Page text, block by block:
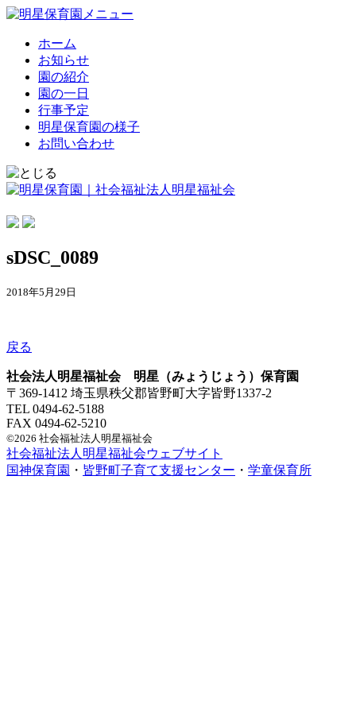
ホーム
お知らせ
園の紹介
園の一日
行事予定
明星保育園の様子
お問い合わせ
sDSC_0089
2018年5月29日
戻る
社会法人明星福祉会 明星（みょうじょう）保育園
〒369-1412 埼玉県秩父郡皆野町大字皆野1337-2
TEL 0494-62-5188
FAX 0494-62-5210
©2026 社会福祉法人明星福祉会
社会福祉法人明星福祉会ウェブサイト
国神保育園 ・ 皆野町子育て支援センター ・ 学童保育所